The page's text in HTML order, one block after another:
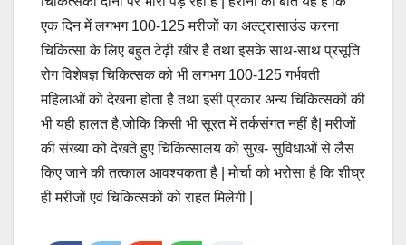
एक दिन में लगभग 100-125 मरीजों का अल्ट्रासाउंड करना
चिकित्सा के लिए बहुत टेढ़ी खीर है तथा इसके साथ-साथ प्रसूति
रोग विशेषज्ञ चिकित्सक को भी लगभग 100-125 गर्भवती
महिलाओं को देखना होता है तथा इसी प्रकार अन्य चिकित्सकों की
भी यही हालत है,जोकि किसी भी सूरत में तर्कसंगत नहीं है| मरीजों
की संख्या को देखते हुए चिकित्सालय को सुख- सुविधाओं से लैस
किए जाने की तत्काल आवश्यकता है | मोर्चा को भरोसा है कि शीघ्र
ही मरीजों एवं चिकित्सकों को राहत मिलेगी |